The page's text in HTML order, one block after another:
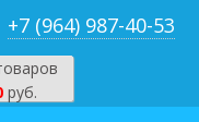
+7 (964) 987-40-53
руб.